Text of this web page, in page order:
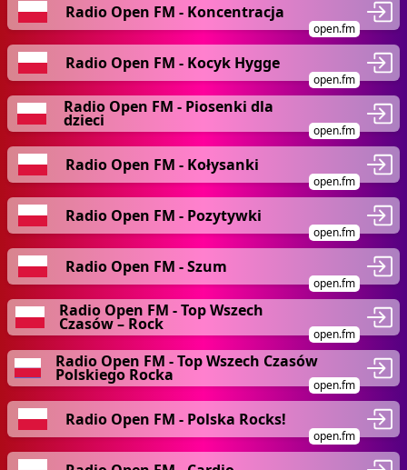
Radio Open FM - Koncentracja
open.fm
Radio Open FM - Kocyk Hygge
open.fm
Radio Open FM - Piosenki dla
dzieci
open.fm
Radio Open FM - Kołysanki
open.fm
Radio Open FM - Pozytywki
open.fm
Radio Open FM - Szum
open.fm
Radio Open FM - Top Wszech
Czasów – Rock
open.fm
Radio Open FM - Top Wszech Czasów
Polskiego Rocka
open.fm
Radio Open FM - Polska Rocks!
open.fm